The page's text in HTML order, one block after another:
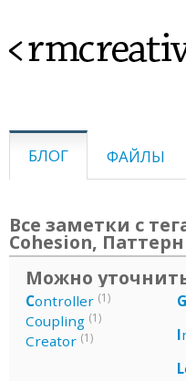
<rmcreative>
БЛОГ ФАЙЛЫ
Все заметки с
Cohesion,
Можно
Controller (1)
Coupling (1)
Creator (1)
G
I
L